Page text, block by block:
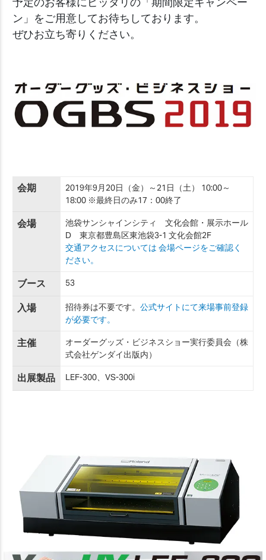
ン」をご用意してお待ちしております。
ぜひお立ち寄りください。
会期
2019年9月20日（金）～21日（土） 10:00～
18:00 ※最終日のみ17：00終了
会場
池袋サンシャインシティ 文化会館・展示ホール
D 東京都豊島区東池袋3-1 文化会館2F
交通アクセスについては 会場ページをご確認く
ださい。
ブース 53
入場 招待券は不要です。 公式サイトにて来場事前登録
が必要です。
主催
オーダーグッズ・ビジネスショー実行委員会（株
式会社ゲンダイ出版内）
出展製品 LEF-300、VS-300i